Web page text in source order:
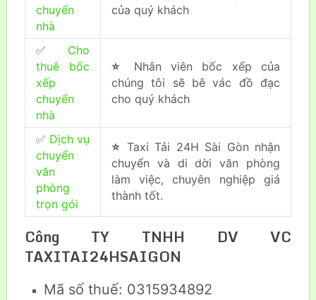
chuyển
nhà
của quý khách
✅ Cho
thuê bốc
xếp
chuyển
nhà
⭐ Nhân viên bốc xếp của
chúng tôi sẽ bê vác đồ đạc
cho quý khách
✅ Dịch vụ
chuyển
văn
phòng
trọn gói
⭐ Taxi Tải 24H Sài Gòn nhận
chuyển và di dời văn phòng
làm việc, chuyên nghiệp giá
thành tốt.
Công TY TNHH DV VC
TAXITAI24HSAIGON
Mã số thuế: 0315934892